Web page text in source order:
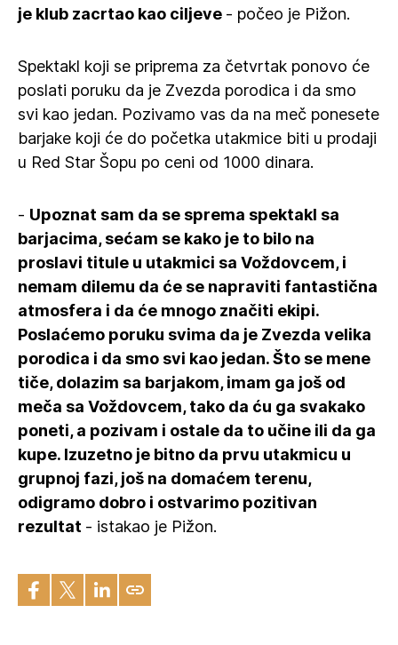
je klub zacrtao kao ciljeve - počeo je Pižon.
Spektakl koji se priprema za četvrtak ponovo će
poslati poruku da je Zvezda porodica i da smo
svi kao jedan. Pozivamo vas da na meč ponesete
barjake koji će do početka utakmice biti u prodaji
u Red Star Šopu po ceni od 1000 dinara.
- Upoznat sam da se sprema spektakl sa
barjacima, sećam se kako je to bilo na
proslavi titule u utakmici sa Voždovcem, i
nemam dilemu da će se napraviti fantastična
atmosfera i da će mnogo značiti ekipi.
Poslaćemo poruku svima da je Zvezda velika
porodica i da smo svi kao jedan. Što se mene
tiče, dolazim sa barjakom, imam ga još od
meča sa Voždovcem, tako da ću ga svakako
poneti, a pozivam i ostale da to učine ili da ga
kupe. Izuzetno je bitno da prvu utakmicu u
grupnoj fazi, još na domaćem terenu,
odigramo dobro i ostvarimo pozitivan
rezultat - istakao je Pižon.